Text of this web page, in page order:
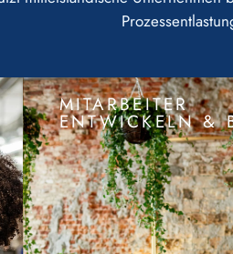
MITARBEITER
ENTWICKELN &